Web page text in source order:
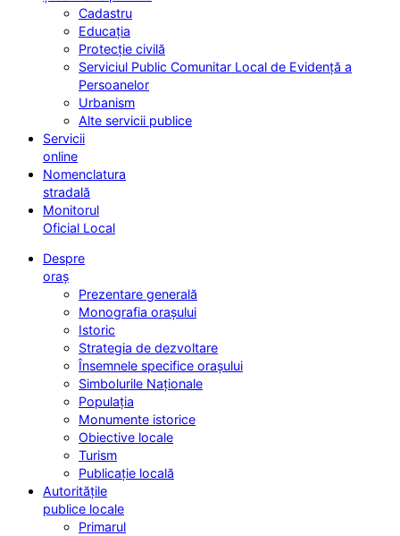
Cadastru
Educația
Protecție civilă
Serviciul Public Comunitar Local de Evidență a
Persoanelor
Urbanism
Alte servicii publice
Servicii
online
Nomenclatura
stradală
Monitorul
Oficial Local
Despre
oraș
Prezentare generală
Monografia orașului
Istoric
Strategia de dezvoltare
Însemnele specifice orașului
Simbolurile Naționale
Populația
Monumente istorice
Obiective locale
Turism
Publicație locală
Autoritățile
publice locale
Primarul